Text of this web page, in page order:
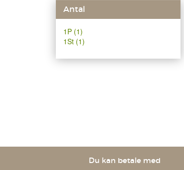
Antal
1P (1)
1St (1)
Du kan betale med